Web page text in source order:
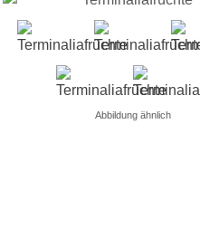
Abbildung ähnlich